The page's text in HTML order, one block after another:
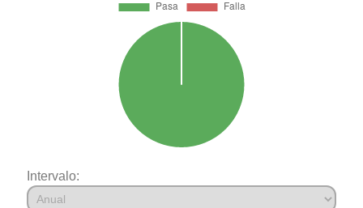
Intervalo: